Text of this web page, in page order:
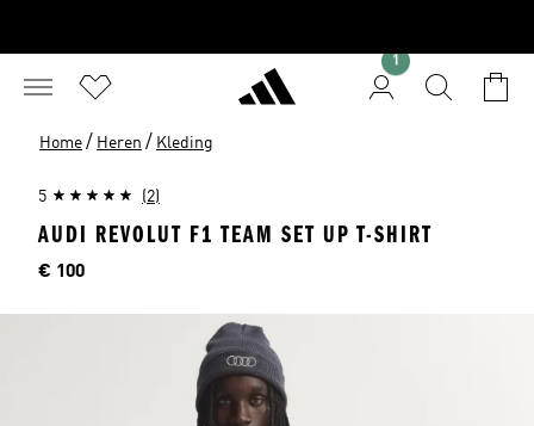
1
Home / Heren / Kleding
5 (2)
AUDI REVOLUT F1 TEAM SET UP T-SHIRT
Price
€ 100